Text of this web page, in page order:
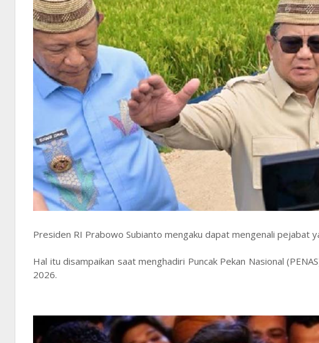
Presiden RI Prabowo Subianto mengaku dapat mengenali pejabat
Hal itu disampaikan saat menghadiri Puncak Pekan Nasional
2026.